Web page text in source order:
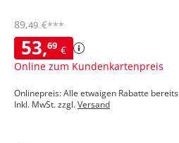
53,69 €
Online zum Kundenkartenpreis
89,49 €***
Onlinepreis: Alle etwaigen Rabatte
Inkl. MwSt. zzgl.Versand